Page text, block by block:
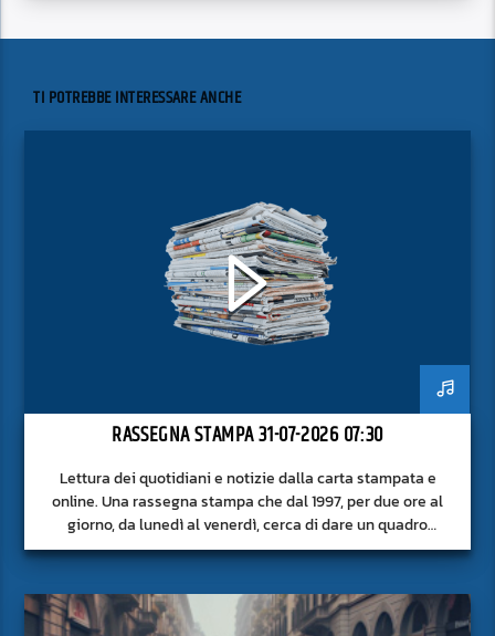
TI POTREBBE INTERESSARE ANCHE
RASSEGNA STAMPA 31-07-2026 07:30
Lettura dei quotidiani e notizie dalla carta stampata e
online. Una rassegna stampa che dal 1997, per due ore al
giorno, da lunedì al venerdì, cerca di dare un quadro
approfondito delle notizie del giorno, senza fermarsi alla